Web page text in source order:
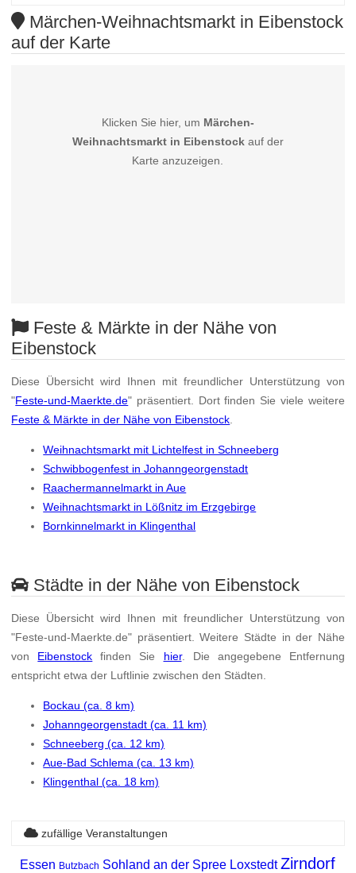
Märchen-Weihnachtsmarkt in Eibenstock
auf der Karte
Klicken Sie hier, um Märchen-
Weihnachtsmarkt in Eibenstockauf der
Karte anzuzeigen.
Feste & Märkte in der Nähe von
Eibenstock
Diese Übersicht wird Ihnen mit freundlicher Unterstützung von
"Feste-und-Maerkte.de" präsentiert. Dort finden Sie viele weitere
Feste & Märkte in der Nähe von Eibenstock
Weihnachtsmarkt mit Lichtelfest in Schneeberg
Schwibbogenfest in Johanngeorgenstadt
Raachermannelmarkt in Aue
Weihnachtsmarkt in Lößnitz im Erzgebirge
Bornkinnelmarkt in Klingenthal
Städte in der Nähe von Eibenstock
Diese Übersicht wird Ihnen mit freundlicher Unterstützung von
"Feste-und-Maerkte.de" präsentiert. Weitere Städte in der Nähe
von Eibenstock finden Sie hier. Die angegebene Entfernung
entspricht etwa der Luftlinie zwischen den Städten.
Bockau (ca. 8 km)
Johanngeorgenstadt (ca. 11 km)
Schneeberg (ca. 12 km)
Aue-Bad Schlema (ca. 13 km)
Klingenthal (ca. 18 km)
zufällige Veranstaltungen
Essen Butzbach Sohland an der Spree Loxstedt Zirndorf